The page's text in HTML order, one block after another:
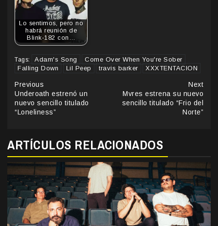
Lo sentimos, pero no
habrá reunión de
Blink-182 con…
Tags: Adam's Song
Come Over When You're Sober
Falling Down
Lil Peep travis barker XXXTENTACION
Continue
Reading
Previous
Underoath estrenó un
nuevo sencillo titulado
“Loneliness”
Next
Mvres estrena su nuevo
sencillo titulado “Frio del
Norte”
ARTÍCULOS RELACIONADOS